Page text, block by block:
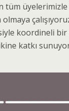
tüm
çalışıyoruz.
koordineli
katkı